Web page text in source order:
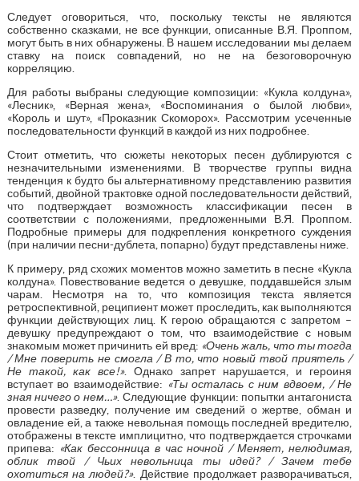
Следует оговориться, что, поскольку тексты не являются
собственно сказками, не все функции, описанные В.Я. Проппом,
могут быть в них обнаружены. В нашем исследовании мы делаем
ставку на поиск совпадений, но не на безоговорочную
корреляцию.
Для работы выбраны следующие композиции: «Кукла колдуна»,
«Лесник», «Верная жена», «Воспоминания о былой любви»,
«Король и шут», «Проказник Скоморох». Рассмотрим усеченные
последовательности функций в каждой из них подробнее.
Стоит отметить, что сюжеты некоторых песен дублируются с
незначительными изменениями. В творчестве группы видна
тенденция к будто бы альтернативному представлению развития
событий, двойной трактовке одной последовательности действий,
что подтверждает возможность классификации песен в
соответствии с положениями, предложенными В.Я. Проппом.
Подробные примеры для подкрепления конкретного суждения
(при наличии песни-дублета, попарно) будут представлены ниже.
К примеру, ряд схожих моментов можно заметить в песне «Кукла
колдуна». Повествование ведется о девушке, поддавшейся злым
чарам. Несмотря на то, что композиция текста является
ретроспективной, реципиент может проследить, как выполняются
функции действующих лиц. К герою обращаются с запретом –
девушку предупреждают о том, что взаимодействие с новым
знакомым может причинить ей вред: «Очень жаль, что ты тогда
/ Мне поверить не смогла / В то, что новый твой приятель /
Не такой, как все!». Однако запрет нарушается, и героиня
вступает во взаимодействие: «Ты осталась с ним вдвоем, / Не
зная ничего о нем…». Следующие функции: попытки антагониста
провести разведку, получение им сведений о жертве, обман и
овладение ей, а также невольная помощь последней вредителю,
отображены в тексте имплицитно, что подтверждается строчками
припева: «Как бессонница в час ночной / Меняет, нелюдимая,
облик твой / Чьих невольница ты идей? / Зачем тебе
охотиться на людей?». Действие продолжает разворачиваться,